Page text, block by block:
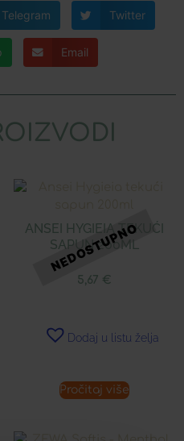
Telegram Twitter
Email
ANSEI HYGIEIA TEKUĆI
SAPUN 200ML
5,67 €
Dodaj u listu želja
Pročitaj više